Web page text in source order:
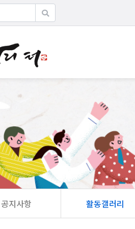
공지사항 활동갤러리